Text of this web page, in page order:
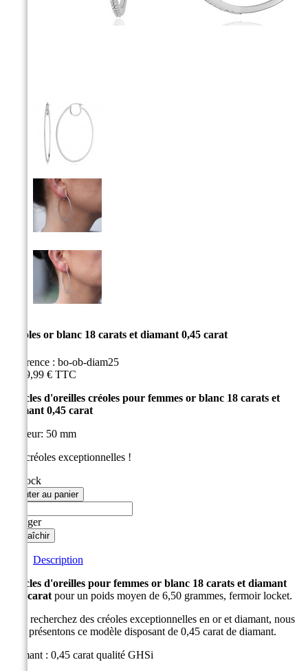
Créoles or blanc 18 carats et diamant 0,45 carat
Référence : bo-ob-diam25
2 499,99 € TTC
Boucles d'oreilles créoles pour femmes or blanc 18 carats et
diamant 0,45 carat
Hauteur: 50 mm
Des créoles exceptionnelles !
en stock
Ajouter au panier
Partager
Description
Boucles d'oreilles pour femmes or blanc 18 carats et diamant
0,45 carat pour un poids moyen de 6,50 grammes, fermoir locket.
Vous recherchez des créoles exceptionnelles en or et diamant, nous
vous présentons ce modèle disposant de 0,45 carat de diamant.
Diamant : 0,45 carat qualité GHSi